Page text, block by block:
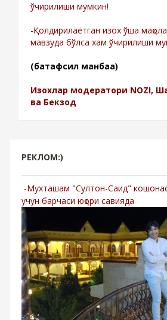
ўчирилиши мумкин!
-Қолдирилаётган изох ўша
мавзуда бўлса хам ўчирилиши
(батафсил манбаа)
Изохлар модератори NOZI,
ва Бекзод
РЕКЛОМ:)
-Мухташам "Султон-Саид"
учун барчаси юқори савияда